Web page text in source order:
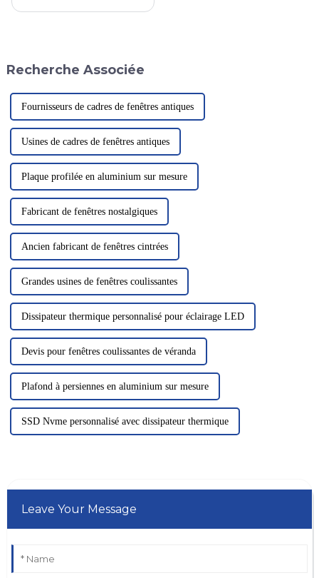
nos professionnels de
Recherche Associée
Fournisseurs de cadres de fenêtres antiques
Usines de cadres de fenêtres antiques
Plaque profilée en aluminium sur mesure
Fabricant de fenêtres nostalgiques
Ancien fabricant de fenêtres cintrées
Grandes usines de fenêtres coulissantes
Dissipateur thermique personnalisé pour éclairage LED
Devis pour fenêtres coulissantes de véranda
Plafond à persiennes en aluminium sur mesure
SSD Nvme personnalisé avec dissipateur thermique
Leave Your Message